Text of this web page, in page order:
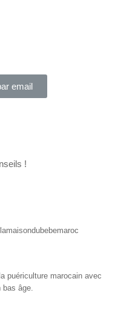
email
!
puériculture marocain avec
bas âge.